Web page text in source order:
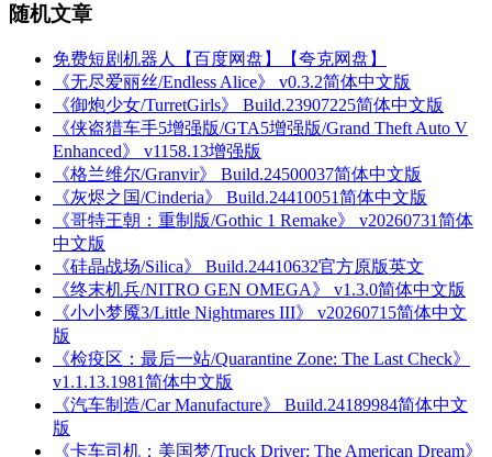
随机文章
免费短剧机器人【百度网盘】【夸克网盘】
《无尽爱丽丝/Endless Alice》 v0.3.2简体中文版
《御炮少女/TurretGirls》 Build.23907225简体中文版
《侠盗猎车手5增强版/GTA5增强版/Grand Theft Auto V
Enhanced》 v1158.13增强版
《格兰维尔/Granvir》 Build.24500037简体中文版
《灰烬之国/Cinderia》 Build.24410051简体中文版
《哥特王朝：重制版/Gothic 1 Remake》 v20260731简体
中文版
《硅晶战场/Silica》 Build.24410632官方原版英文
《终末机兵/NITRO GEN OMEGA》 v1.3.0简体中文版
《小小梦魇3/Little Nightmares III》 v20260715简体中文
版
《检疫区：最后一站/Quarantine Zone: The Last Check》
v1.1.13.1981简体中文版
《汽车制造/Car Manufacture》 Build.24189984简体中文
版
《卡车司机：美国梦/Truck Driver: The American Dream》